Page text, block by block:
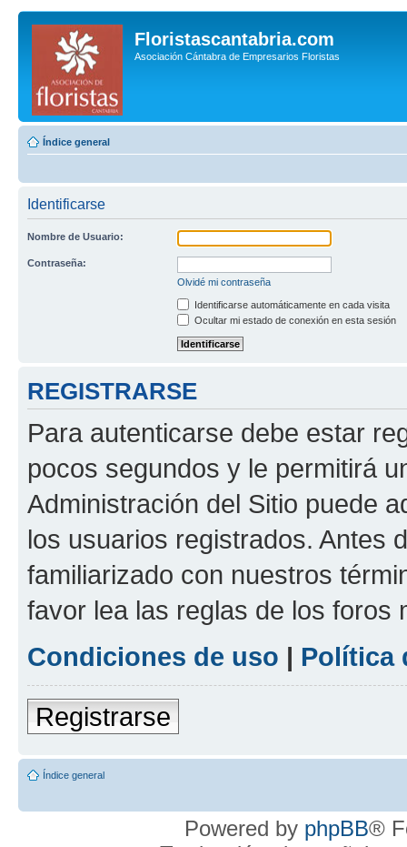
Floristascantabria.com
Asociación Cántabra de Empresarios Floristas
Índice general
Identificarse
Nombre de Usuario:
Contraseña:
Olvidé mi contraseña
Identificarse automáticamente en cada visita
Ocultar mi estado de conexión en esta sesión
REGISTRARSE
Para autenticarse debe estar
pocos segundos y le permitirá
Administración del Sitio puede
los usuarios registrados. Antes
familiarizado con nuestros
favor lea las reglas de los foros
Condiciones de uso | Política
Registrarse
Índice general
Powered by phpBB®